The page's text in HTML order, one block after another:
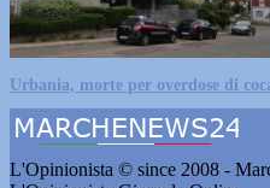
Urbania, morte per overdose di
L'Opinionista © since 2008 -